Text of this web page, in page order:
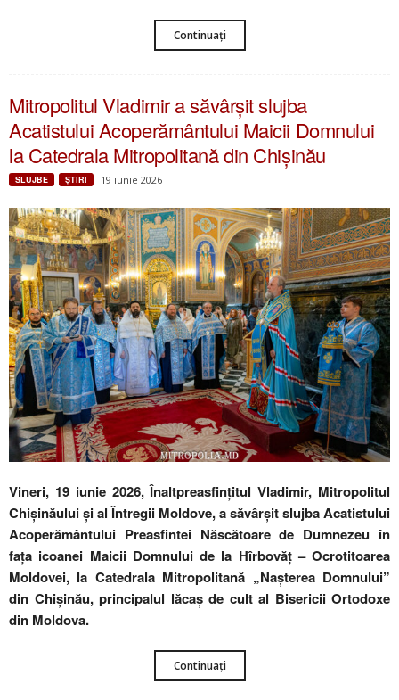
Continuați
Mitropolitul Vladimir a săvârșit slujba
Acatistului Acoperământului Maicii Domnului
la Catedrala Mitropolitană din Chișinău
SLUJBE ŞTIRI 19 iunie 2026
Vineri, 19 iunie 2026, Înaltpreasfințitul Vladimir, Mitropolitul
Chișinăului și al Întregii Moldove, a săvârșit slujba Acatistului
Acoperământului Preasfintei Născătoare de Dumnezeu în
fața icoanei Maicii Domnului de la Hîrbovăț – Ocrotitoarea
Moldovei, la Catedrala Mitropolitană „Nașterea Domnului”
din Chișinău, principalul lăcaș de cult al Bisericii Ortodoxe
din Moldova.
Continuați